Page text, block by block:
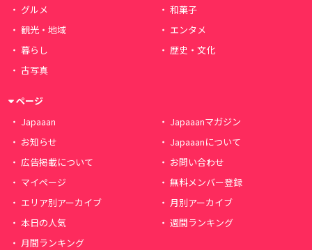
グルメ
和菓子
観光・地域
エンタメ
暮らし
歴史・文化
古写真
ページ
Japaaan
Japaaanマガジン
お知らせ
Japaaanについて
広告掲載について
お問い合わせ
マイページ
無料メンバー登録
エリア別アーカイブ
月別アーカイブ
本日の人気
週間ランキング
月間ランキング